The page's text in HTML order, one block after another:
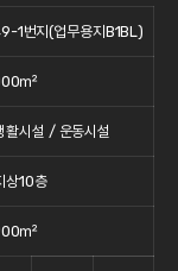
1번지(업무용지B1BL)
㎡
시설 / 운동시설
상10층
㎡